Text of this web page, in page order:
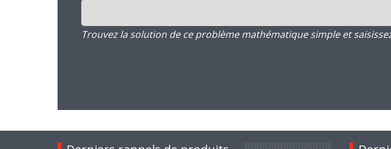
Trouvez la solution de ce problème mathématique simple et